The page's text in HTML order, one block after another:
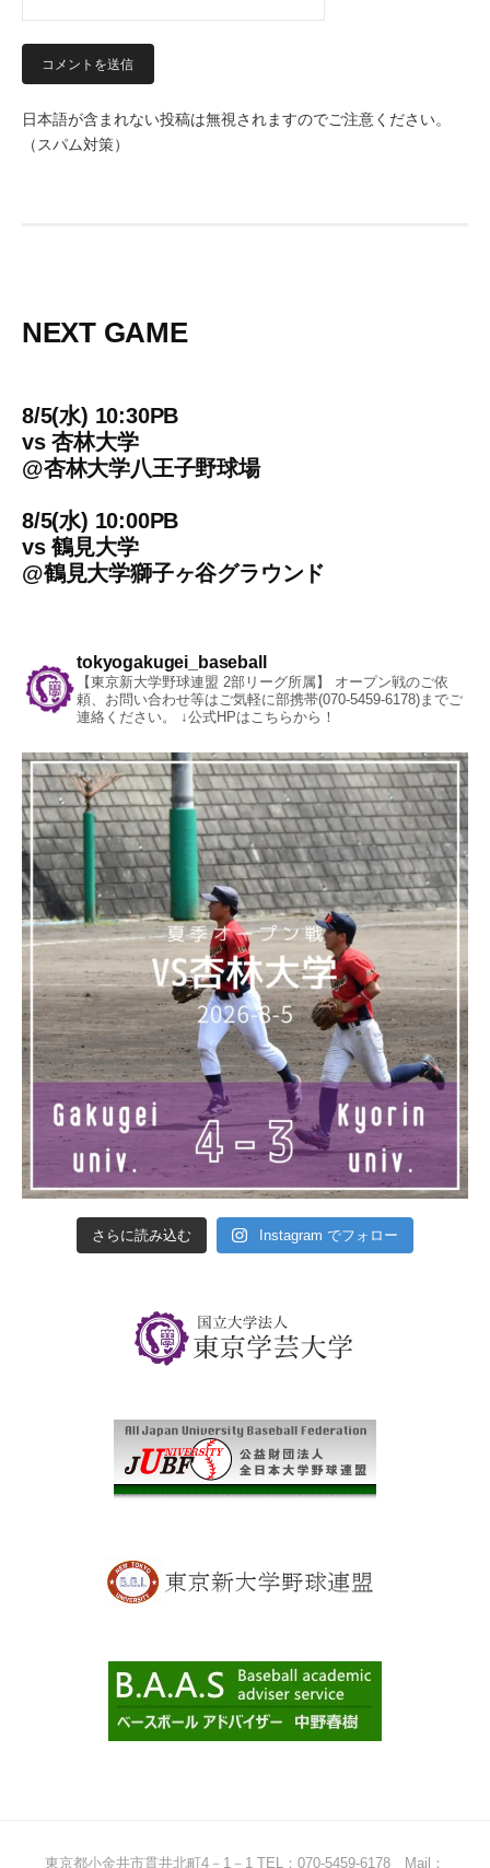
日本語が含まれない投稿は無視されますのでご注意ください。
（スパム対策）
NEXT GAME
8/5(水) 10:30PB
vs杏林大学
@杏林大学八王子野球場
8/5(水) 10:00PB
vs鶴見大学
@鶴見大学獅子ヶ谷グラウンド
tokyogakugei_baseball
【東京新大学野球連盟 2部リーグ所属】
オープン戦のご依
頼、お問い合わせ等はご気軽に部携帯(070-5459-6178)までご
連絡ください。
↓公式HPはこちらから！
さらに読み込む Instagram でフォロー
東京都小金井市貫井北町4－1－1 TEL：070-5459-6178 Mail：